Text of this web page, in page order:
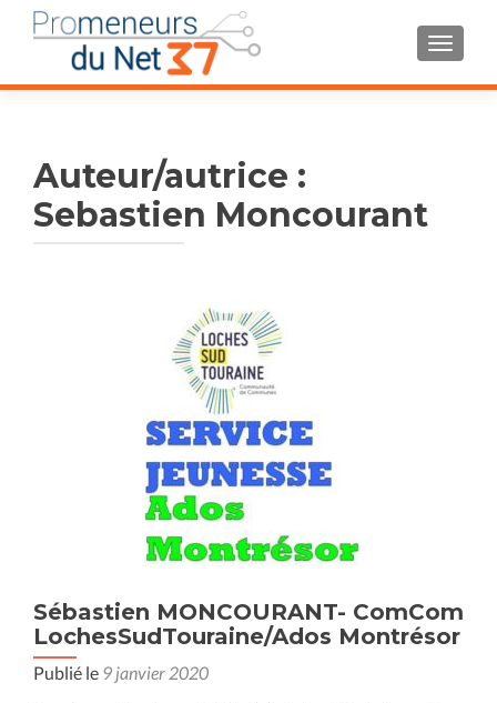
Auteur/autrice :
Sebastien Moncourant
Sébastien MONCOURANT- ComCom
LochesSudTouraine/Ados Montrésor
Publié le 9 janvier 2020